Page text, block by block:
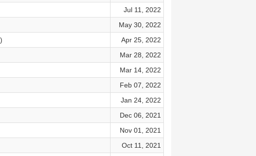
Jul 11, 2022
May 30, 2022
Apr 25, 2022
Mar 28, 2022
Mar 14, 2022
Feb 07, 2022
Jan 24, 2022
Dec 06, 2021
Nov 01, 2021
Oct 11, 2021